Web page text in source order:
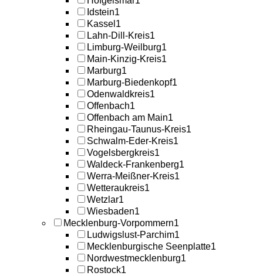
Idstein1
Kassel 1
Lahn-Dill-Kreis1
Limburg-Weilburg1
Main-Kinzig-Kreis1
Marburg1
Marburg-Biedenkopf1
Odenwaldkreis1
Offenbach1
Offenbach am Main1
Rheingau-Taunus-Kreis1
Schwalm-Eder-Kreis1
Vogelsbergkreis1
Waldeck-Frankenberg1
Werra-Meißner-Kreis1
Wetteraukreis1
Wetzlar1
Wiesbaden1
Mecklenburg-Vorpommern1
Ludwigslust-Parchim1
Mecklenburgische Seenplatte1
Nordwestmecklenburg1
Rostock1